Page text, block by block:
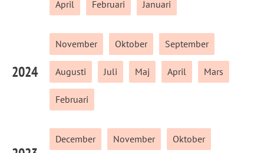
April Februari Januari
2024
November Oktober September
Augusti Juli Maj April Mars
Februari
December November Oktober